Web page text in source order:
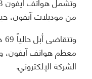
من موديلات آيفون، حيث
معظم هواتف آيفون،
الشركة الإلكتروني.